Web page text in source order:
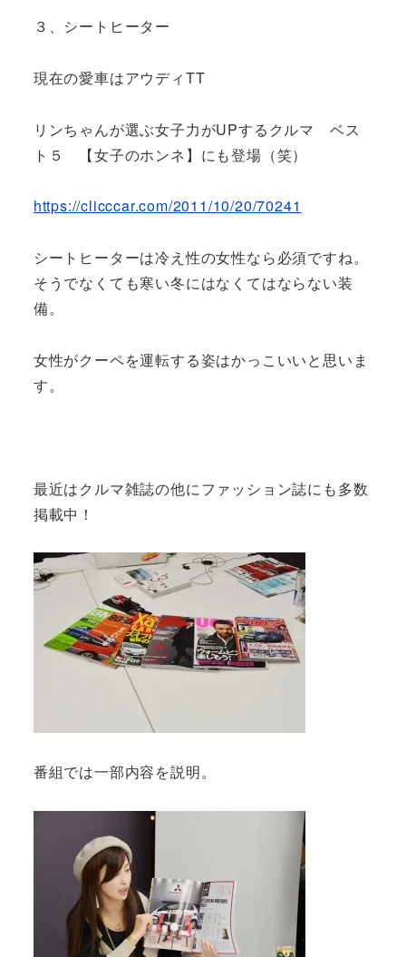
３、シートヒーター
現在の愛車はアウディTT
リンちゃんが選ぶ女子力がUPするクルマ ベス
ト５ 【女子のホンネ】 にも登場（笑）
https://clicccar.com/2011/10/20/70241
シートヒーターは冷え性の女性なら必須ですね。
そうでなくても寒い冬にはなくてはならない装
備。
女性がクーペを運転する姿はかっこいいと思いま
す。
最近はクルマ雑誌の他にファッション誌にも多数
掲載中！
番組では一部内容を説明。